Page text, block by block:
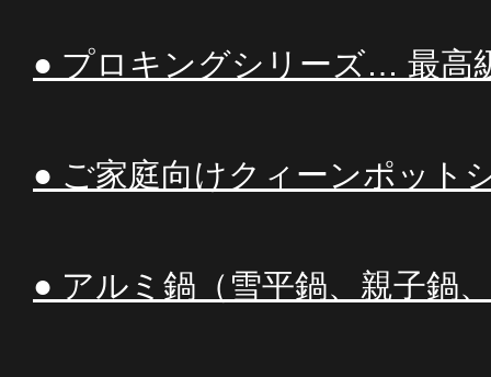
● プロキングシリーズ… 最高
● ご家庭向けクィーンポット
● アルミ鍋（雪平鍋、親子鍋